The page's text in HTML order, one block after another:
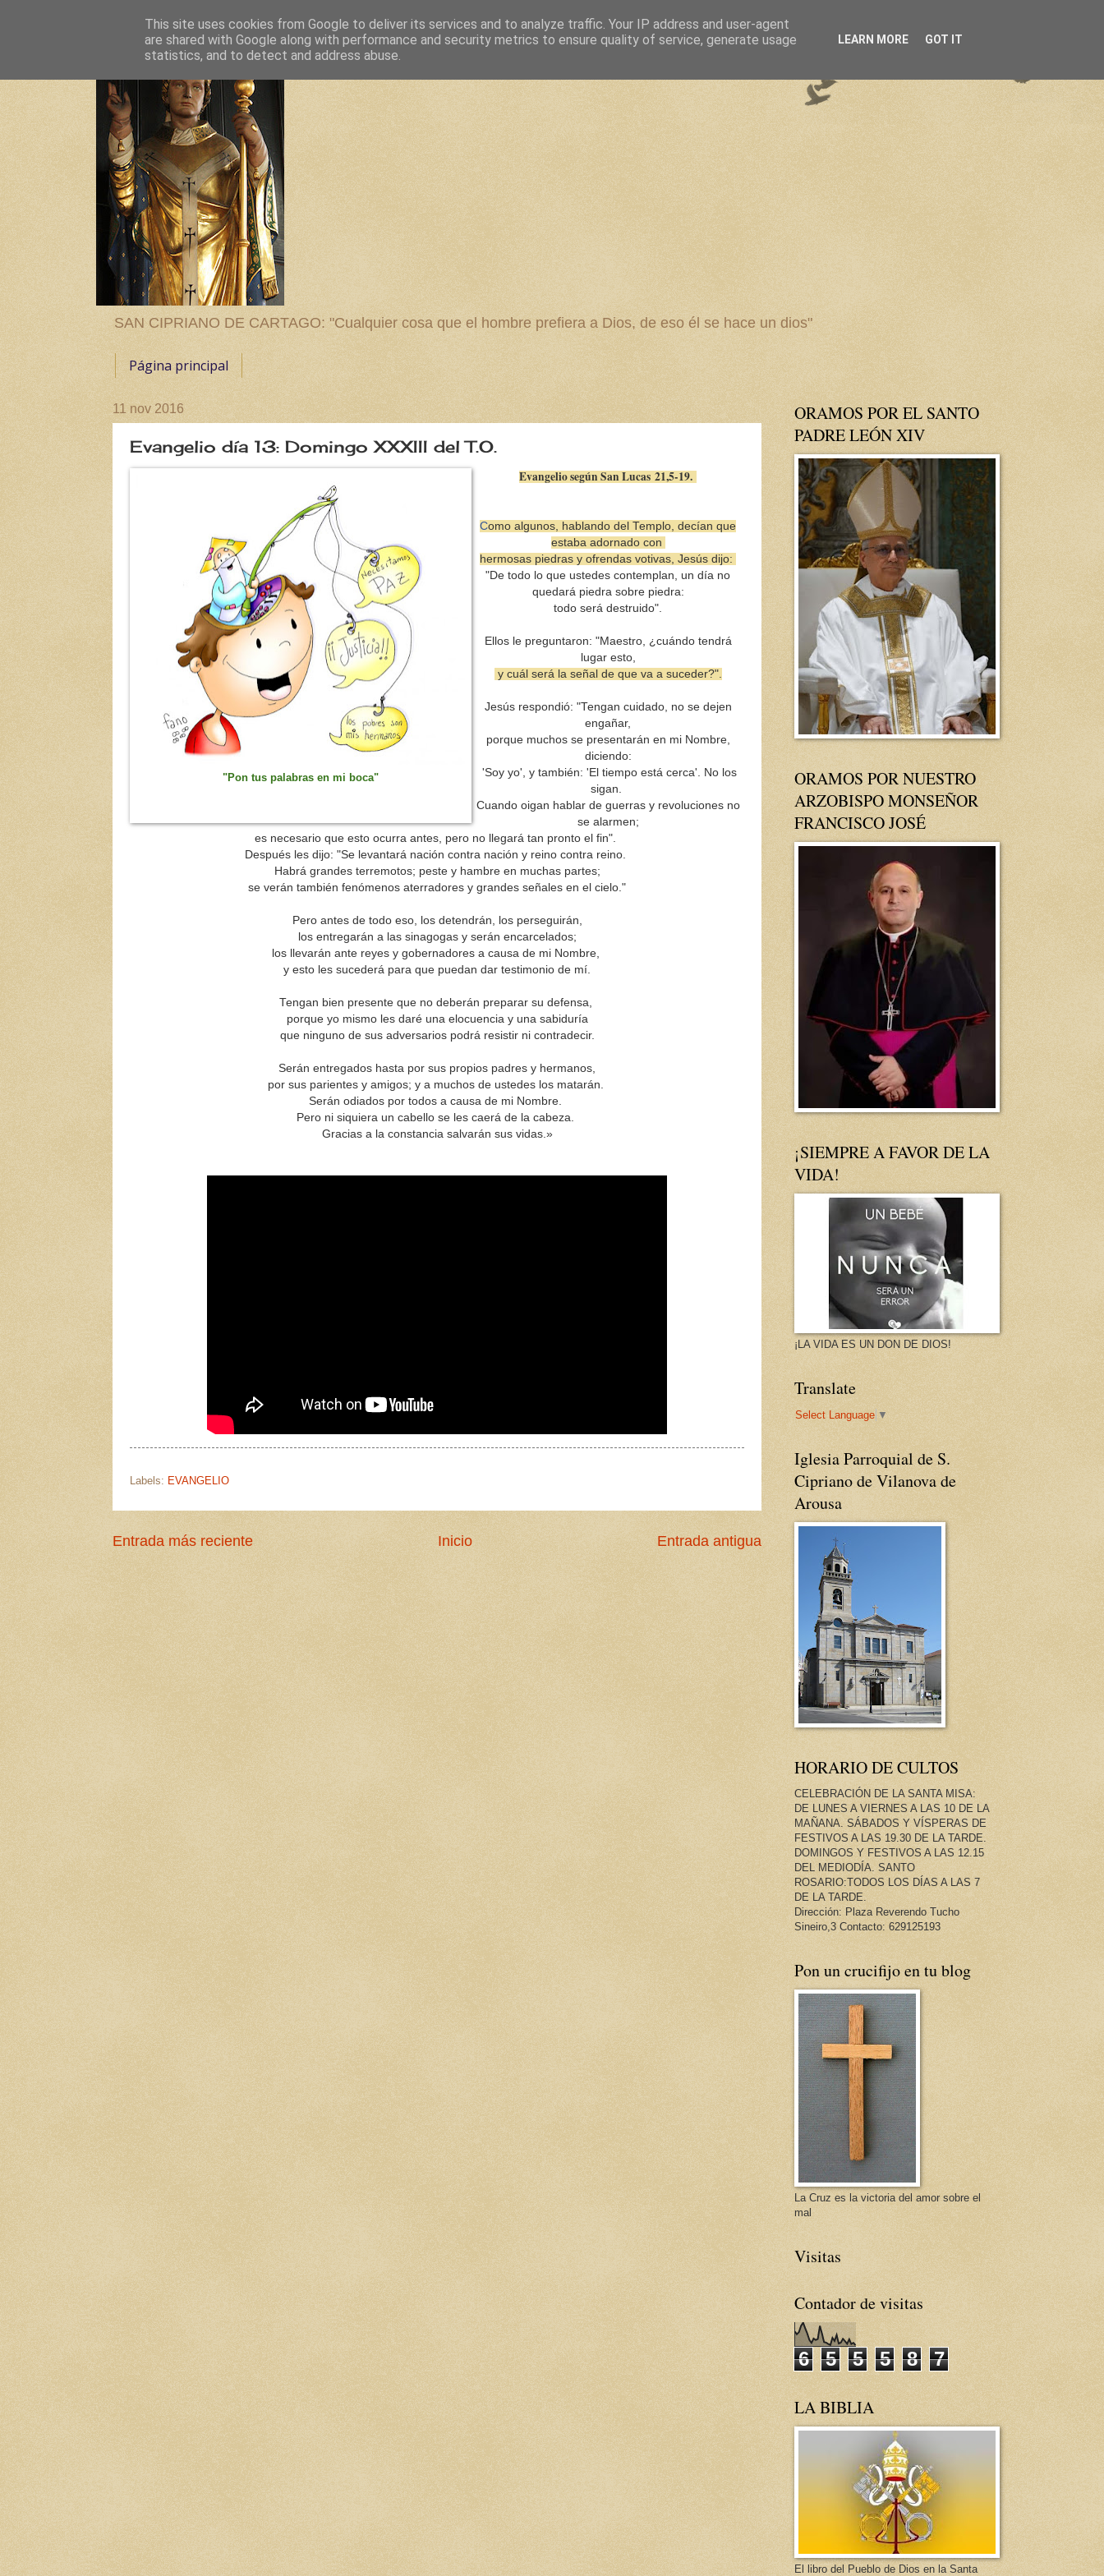
SAN CIPRIANO DE CARTAGO: "Cualquier cosa que el hombre prefiera a Dios, de eso él se hace un dios"
Página principal
11 nov 2016
Evangelio día 13: Domingo XXXIII del T.O.
"Pon tus palabras en mi boca"
Evangelio según San Lucas21,5-19.
Como algunos, hablando del Templo, decían que
estaba adornado con
hermosas piedras y ofrendas votivas, Jesús dijo:
"De todo lo que ustedes contemplan, un día no
quedará piedra sobre piedra:
todo será destruido".
Ellos le preguntaron: "Maestro, ¿cuándo tendrá
lugar esto,
y cuál será la señal de que va a suceder?".
Jesús respondió: "Tengan cuidado, no se dejen
engañar,
porque muchos se presentarán en mi Nombre,
diciendo:
'Soy yo', y también: 'El tiempo está cerca'. No los
sigan.
Cuando oigan hablar de guerras y revoluciones no
se alarmen;
es necesario que esto ocurra antes, pero no llegará tan pronto el fin".
Después les dijo: "Se levantará nación contra nación y reino contra reino.
Habrá grandes terremotos; peste y hambre en muchas partes;
se verán también fenómenos aterradores y grandes señales en el cielo."
Pero antes de todo eso, los detendrán, los perseguirán,
los entregarán a las sinagogas y serán encarcelados;
los llevarán ante reyes y gobernadores a causa de mi Nombre,
y esto les sucederá para que puedan dar testimonio de mí.
Tengan bien presente que no deberán preparar su defensa,
porque yo mismo les daré una elocuencia y una sabiduría
que ninguno de sus adversarios podrá resistir ni contradecir.
Serán entregados hasta por sus propios padres y hermanos,
por sus parientes y amigos; y a muchos de ustedes los matarán.
Serán odiados por todos a causa de mi Nombre.
Pero ni siquiera un cabello se les caerá de la cabeza.
Gracias a la constancia salvarán sus vidas.»
Labels: EVANGELIO
Entrada más reciente Entrada antigua
Inicio
ORAMOS POR EL SANTO
PADRE LEÓN XIV
ORAMOS POR NUESTRO
ARZOBISPO MONSEÑOR
FRANCISCO JOSÉ
¡SIEMPRE A FAVOR DE LA
VIDA!
¡LA VIDA ES UN DON DE DIOS!
Translate
Select Language ▼
Iglesia Parroquial de S.
Cipriano de Vilanova de
Arousa
HORARIO DE CULTOS
CELEBRACIÓN DE LA SANTA MISA:
DE LUNES A VIERNES A LAS 10 DE LA
MAÑANA. SÁBADOS Y VÍSPERAS DE
FESTIVOS A LAS 19.30 DE LA TARDE.
DOMINGOS Y FESTIVOS A LAS 12.15
DEL MEDIODÍA. SANTO
ROSARIO:TODOS LOS DÍAS A LAS 7
DE LA TARDE.
Dirección: Plaza Reverendo Tucho
Sineiro,3 Contacto: 629125193
Pon un crucifijo en tu blog
La Cruz es la victoria del amor sobre el
mal
Visitas
Contador de visitas
6 5 5 5 8 7
LA BIBLIA
El libro del Pueblo de Dios en la Santa
This site uses cookies from Google to deliver its services and to analyze traffic. Your IP address and user-agent
are shared with Google along with performance and security metrics to ensure quality of service, generate usage
statistics, and to detect and address abuse.
LEARN MORE GOT IT